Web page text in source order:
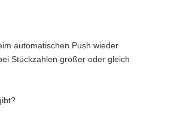
automatischen Push wieder
Stückzahlen größer oder gleich